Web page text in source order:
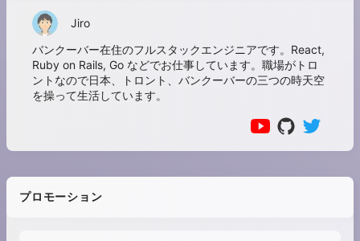
Jiro
バンクーバー在住のフルスタックエンジニアです。React,
Ruby on Rails, Go などでお仕事しています。職場がトロ
ントなので日本、トロント、バンクーバーの三つの時天空
を操って生活しています。
プロモーション